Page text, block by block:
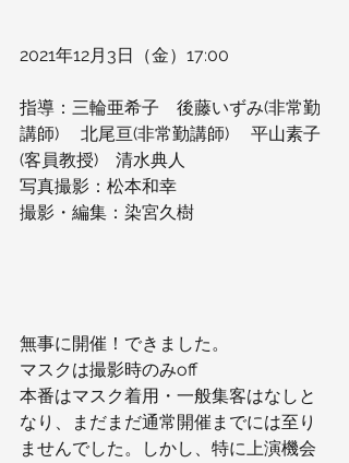
2021年12月3日（金）17:00
指導：三輪亜希子　後藤いずみ(非常勤
講師)　 北尾亘(非常勤講師) 　平山素子
(客員教授)　清水典人
写真撮影：松本和幸
撮影・編集：染宮久樹
無事に開催！できました。
マスクは撮影時のみoff
本番はマスク着用・一般集客はなしと
なり、まだまだ通常開催までには至り
ませんでした。しかし、特に上演機会